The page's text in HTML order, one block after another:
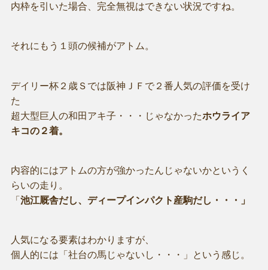
内枠を引いた場合、完全無視はできない状況ですね。
それにもう１頭の候補がアトム。
デイリー杯２歳Ｓでは阪神ＪＦで２番人気の評価を受け
た
超大型巨人の和田アキ子・・・じゃなかったホウライア
キコの２着。
内容的にはアトムの方が強かったんじゃないかというく
らいの走り。
「 池江厩舎だし、ディープインパクト産駒だし・・・」
人気になる要素はわかりますが、
個人的には「社台の馬じゃないし・・・」という感じ。